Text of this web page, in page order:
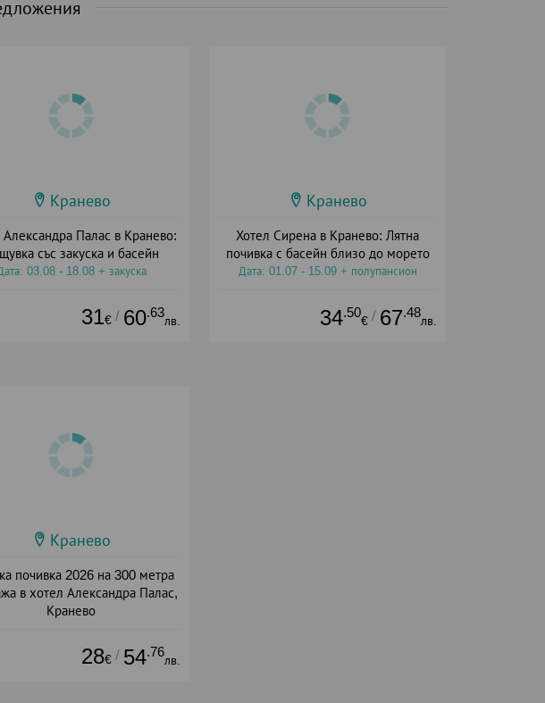
Кранево
Александра Палас в Кранево:
със закуска и басейн
03.08 - 18.08 + закуска
31€ / 60.63
лв.
Кранево
Хотел Сирена в Кранево: Лятна
почивка с басейн близо до морето
Дата: 01.07 - 15.09 + полупансион
34.50
€ / 67.48
лв.
Кранево
почивка 2026 на 300 метра
в хотел Александра Палас,
Кранево
28€ / 54.76
лв.